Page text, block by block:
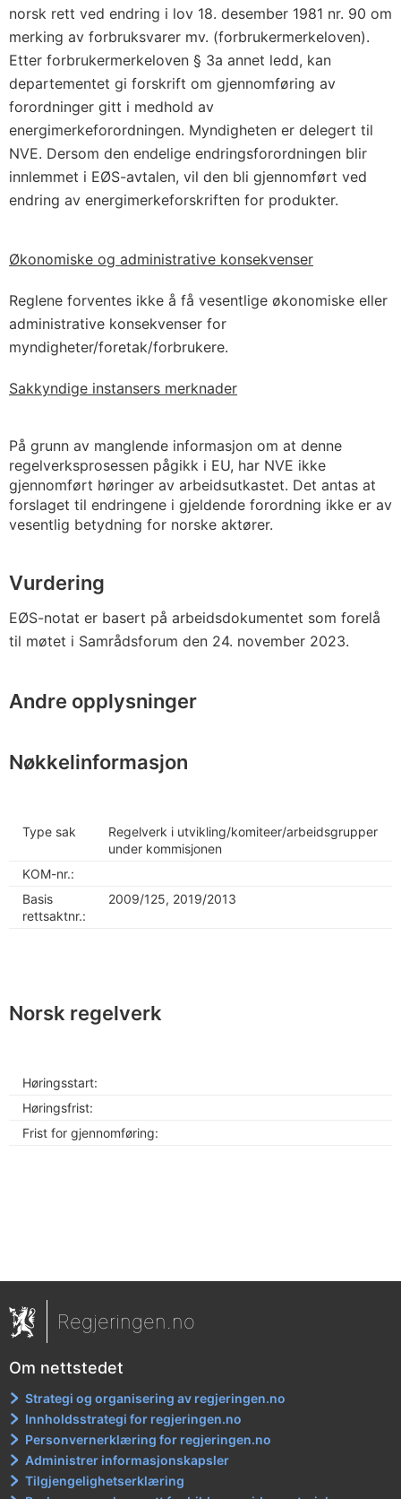
norsk rett ved endring i lov 18. desember 1981 nr. 90 om
merking av forbruksvarer mv. (forbrukermerkeloven).
Etter forbrukermerkeloven § 3a annet ledd, kan
departementet gi forskrift om gjennomføring av
forordninger gitt i medhold av
energimerkeforordningen. Myndigheten er delegert til
NVE. Dersom den endelige endringsforordningen blir
innlemmet i EØS-avtalen, vil den bli gjennomført ved
endring av energimerkeforskriften for produkter.
Økonomiske og administrative konsekvenser
Reglene forventes ikke å få vesentlige økonomiske eller
administrative konsekvenser for
myndigheter/foretak/forbrukere.
Sakkyndige instansers merknader
På grunn av manglende informasjon om at denne
regelverksprosessen pågikk i EU, har NVE ikke
gjennomført høringer av arbeidsutkastet. Det antas at
forslaget til endringene i gjeldende forordning ikke er av
vesentlig betydning for norske aktører.
Vurdering
EØS-notat er basert på arbeidsdokumentet som forelå
til møtet i Samrådsforum den 24. november 2023.
Andre opplysninger
Nøkkelinformasjon
Type sak
Regelverk i utvikling/komiteer/arbeidsgrupper
under kommisjonen
KOM-nr.:
Basis
rettsaktnr.:
2009/125, 2019/2013
Norsk regelverk
Høringsstart:
Høringsfrist:
Frist for gjennomføring:
Regjeringen.no
Om nettstedet
Strategi og organisering av regjeringen.no
Innholdsstrategi for regjeringen.no
Personvernerklæring for regjeringen.no
Administrer informasjonskapsler
Tilgjengelighetserklæring